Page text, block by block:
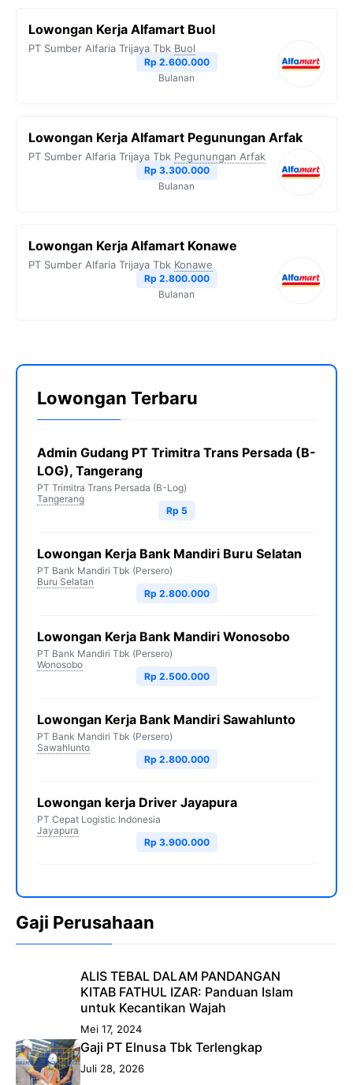
Lowongan Kerja Alfamart Buol
PT Sumber Alfaria Trijaya Tbk Buol
Rp 2.600.000
Bulanan
Lowongan Kerja Alfamart Pegunungan Arfak
PT Sumber Alfaria Trijaya Tbk Pegunungan Arfak
Rp 3.300.000
Bulanan
Lowongan Kerja Alfamart Konawe
PT Sumber Alfaria Trijaya Tbk Konawe
Rp 2.800.000
Bulanan
Lowongan Terbaru
Admin Gudang PT Trimitra Trans Persada (B-
LOG), Tangerang
PT Trimitra Trans Persada (B-Log)
Tangerang
Rp 5
Lowongan Kerja Bank Mandiri Buru Selatan
PT Bank Mandiri Tbk (Persero)
Buru Selatan
Rp 2.800.000
Lowongan Kerja Bank Mandiri Wonosobo
PT Bank Mandiri Tbk (Persero)
Wonosobo
Rp 2.500.000
Lowongan Kerja Bank Mandiri Sawahlunto
PT Bank Mandiri Tbk (Persero)
Sawahlunto
Rp 2.800.000
Lowongan kerja Driver Jayapura
PT Cepat Logistic Indonesia
Jayapura
Rp 3.900.000
Gaji Perusahaan
ALIS TEBAL DALAM PANDANGAN
KITAB FATHUL IZAR: Panduan Islam
untuk Kecantikan Wajah
Mei 17, 2024
Gaji PT Elnusa Tbk Terlengkap
Juli 28, 2026